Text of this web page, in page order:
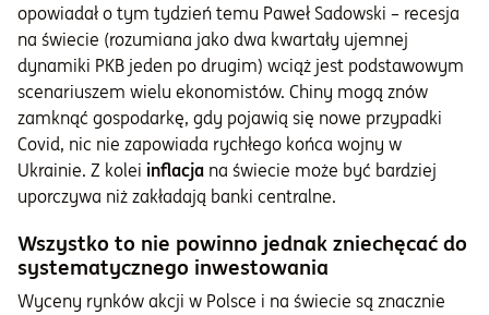
opowiadał o tym tydzień temu Paweł Sadowski – recesja
na świecie (rozumiana jako dwa kwartały ujemnej
dynamiki PKB jeden po drugim) wciąż jest podstawowym
scenariuszem wielu ekonomistów. Chiny mogą znów
zamknąć gospodarkę, gdy pojawią się nowe przypadki
Covid, nic nie zapowiada rychłego końca wojny w
Ukrainie. Z kolei inflacja na świecie może być bardziej
uporczywa niż zakładają banki centralne.
Wszystko to nie powinno jednak zniechęcać do
systematycznego inwestowania
Wyceny rynków akcji w Polsce i na świecie są znacznie